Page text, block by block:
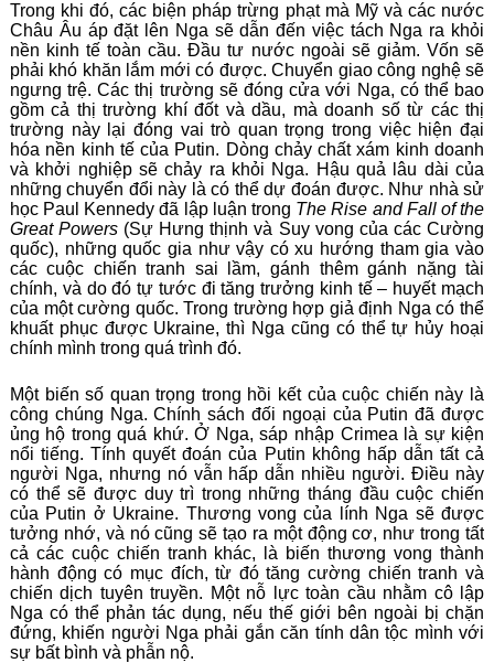
Trong khi đó, các biện pháp trừng phạt mà Mỹ và các nước
Châu Âu áp đặt lên Nga sẽ dẫn đến việc tách Nga ra khỏi
nền kinh tế toàn cầu. Đầu tư nước ngoài sẽ giảm. Vốn sẽ
phải khó khăn lắm mới có được. Chuyển giao công nghệ sẽ
ngưng trệ. Các thị trường sẽ đóng cửa với Nga, có thể bao
gồm cả thị trường khí đốt và dầu, mà doanh số từ các thị
trường này lại đóng vai trò quan trọng trong việc hiện đại
hóa nền kinh tế của Putin. Dòng chảy chất xám kinh doanh
và khởi nghiệp sẽ chảy ra khỏi Nga. Hậu quả lâu dài của
những chuyển đổi này là có thể dự đoán được. Như nhà sử
học Paul Kennedy đã lập luận trong The Rise and Fall of the
Great Powers (Sự Hưng thịnh và Suy vong của các Cường
quốc), những quốc gia như vậy có xu hướng tham gia vào
các cuộc chiến tranh sai lầm, gánh thêm gánh nặng tài
chính, và do đó tự tước đi tăng trưởng kinh tế – huyết mạch
của một cường quốc. Trong trường hợp giả định Nga có thể
khuất phục được Ukraine, thì Nga cũng có thể tự hủy hoại
chính mình trong quá trình đó.
Một biến số quan trọng trong hồi kết của cuộc chiến này là
công chúng Nga. Chính sách đối ngoại của Putin đã được
ủng hộ trong quá khứ. Ở Nga, sáp nhập Crimea là sự kiện
nổi tiếng. Tính quyết đoán của Putin không hấp dẫn tất cả
người Nga, nhưng nó vẫn hấp dẫn nhiều người. Điều này
có thể sẽ được duy trì trong những tháng đầu cuộc chiến
của Putin ở Ukraine. Thương vong của lính Nga sẽ được
tưởng nhớ, và nó cũng sẽ tạo ra một động cơ, như trong tất
cả các cuộc chiến tranh khác, là biến thương vong thành
hành động có mục đích, từ đó tăng cường chiến tranh và
chiến dịch tuyên truyền. Một nỗ lực toàn cầu nhằm cô lập
Nga có thể phản tác dụng, nếu thế giới bên ngoài bị chặn
đứng, khiến người Nga phải gắn căn tính dân tộc mình với
sự bất bình và phẫn nộ.